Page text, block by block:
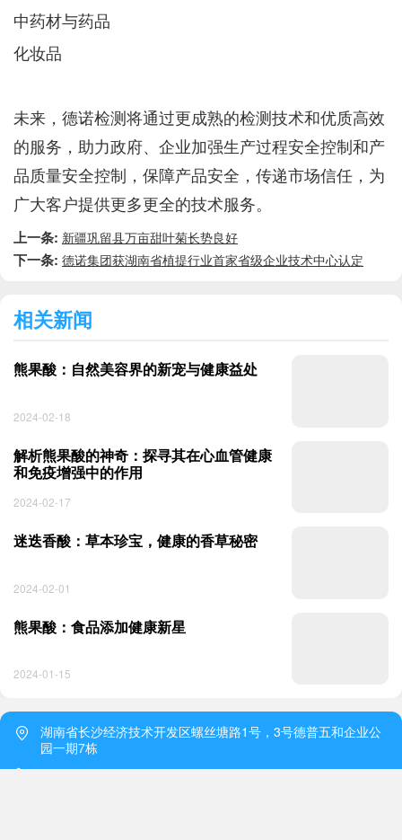
中药材与药品
化妆品
未来，德诺检测将通过更成熟的检测技术和优质高效
的服务，助力政府、企业加强生产过程安全控制和产
品质量安全控制，保障产品安全，传递市场信任，为
广大客户提供更多更全的技术服务。
上一条: 新疆巩留县万亩甜叶菊长势良好
下一条: 德诺集团获湖南省植提行业首家省级企业技术中心认定
相关新闻
熊果酸：自然美容界的新宠与健康益处
2024-02-18
解析熊果酸的神奇：探寻其在心血管健康
和免疫增强中的作用
2024-02-17
迷迭香酸：草本珍宝，健康的香草秘密
2024-02-01
熊果酸：食品添加健康新星
2024-01-15
湖南省长沙经济技术开发区螺丝塘路1号，3号德普五和企业公
园一期7栋
0731-82755556